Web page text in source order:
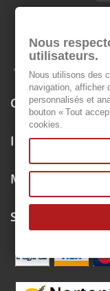
Categories
Information
My account
Store Information
Nous
utilisateurs.
Nous utilisons des
navigation, afficher
personnalisés et
bouton « Tout
cookies.